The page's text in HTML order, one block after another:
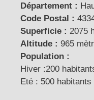
Département :
Code Postal :
Superficie : 2075
Altitude : 965
Population :
Hiver :200
Eté : 500 habitants